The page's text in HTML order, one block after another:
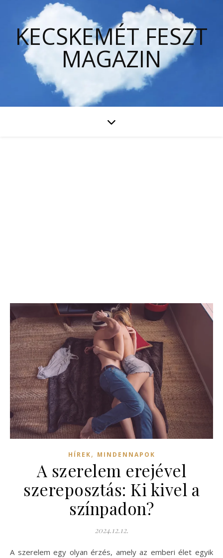
KECSKEMÉT FESZT
MAGAZIN
HÍREK, MINDENNAPOK
A szerelem erejével
szereposztás: Ki kivel a
színpadon?
2024.12.12.
A szerelem egy olyan érzés, amely az emberi élet egyik